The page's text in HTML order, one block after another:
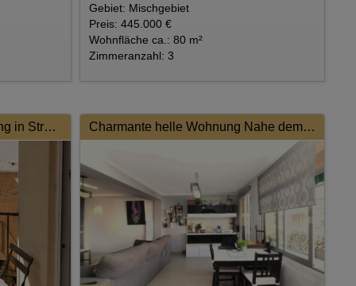
Gebiet: Mischgebiet
Preis: 445.000 €
Wohnfläche ca.: 80 m²
Zimmeranzahl: 3
Stilvoll modernisierte Wohnung in Strandnähe mit Meerblick Charmante helle Wohnung Nahe dem Strand von Cala Estancia